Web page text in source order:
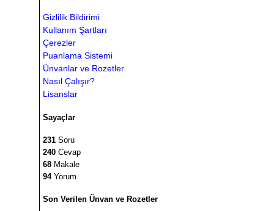
Gizlilik Bildirimi
Kullanım Şartları
Çerezler
Puanlama Sistemi
Ünvanlar ve Rozetler
Nasıl Çalışır?
Lisanslar
Sayaçlar
231 Soru
240 Cevap
68 Makale
94Yorum
Son Verilen Ünvan ve Rozetler